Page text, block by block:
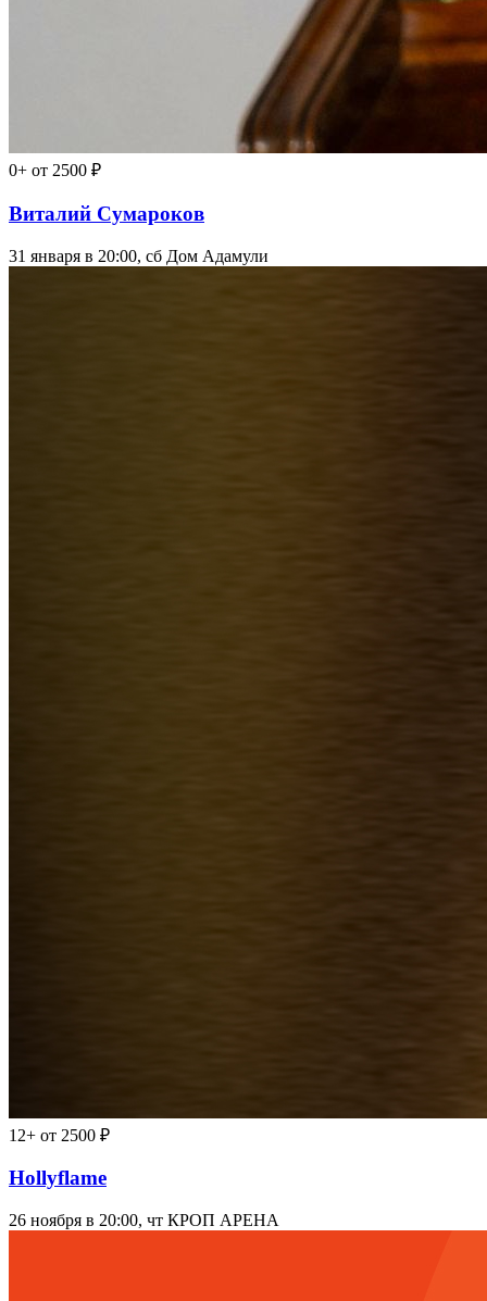
0+ от 2500 ₽
Виталий Сумароков
31 января в 20:00, сб Дом Адамули
12+ от 2500 ₽
Hollyflame
26 ноября в 20:00, чт КРОП АРЕНА